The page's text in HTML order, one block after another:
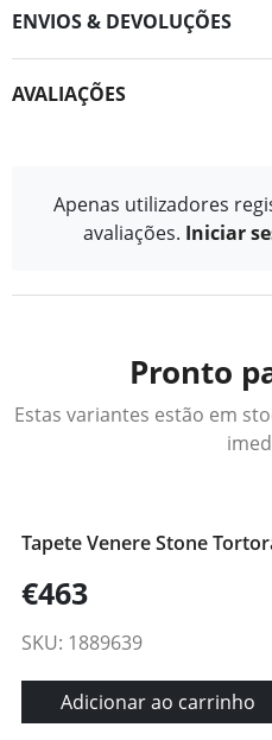
ENVIOS & DEVOLUÇÕES
AVALIAÇÕES
Apenas utilizadores
avaliações. Iniciar
Pronto
Estas variantes estão em
Tapete Venere Stone
€463
SKU: 1889639
Adicionar ao carrinho